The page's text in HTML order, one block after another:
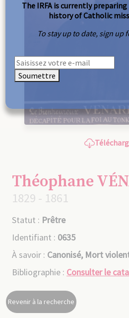
Théophane
1829 - 1861
Statut : Prêtre
Identifiant : 0635
À savoir : Canonisé, Mort
Bibliographie : Consulter le
Revenir à la recherche
The IRFA is currently
history of Catholic
To stay up to date, sign up
Soumettre